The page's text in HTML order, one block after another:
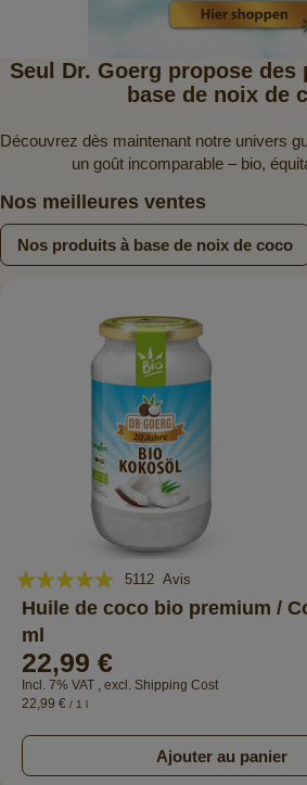
Seul Dr. Goerg propose des
base de noix de
Découvrez dès maintenant notre univers
un goût incomparable – bio,
Nos meilleures ventes
Nos produits à base de noix de coco
Évaluation:
99%
5112 Avis
Huile de coco bio premium /
ml
22,99 €
Incl. 7% VAT excl. Shipping Cost
22,99 € / 1 l
Ajouter au panier